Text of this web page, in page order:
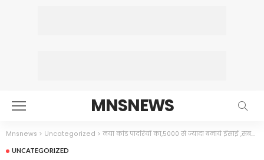
MNSNEWS
Mnsnews > Uncategorized > नया कांड पादरियों का,5000 से ज्यादा बनाये ईसाई ,सबसे ज्यादा कांग्रेस शासन में
UNCATEGORIZED